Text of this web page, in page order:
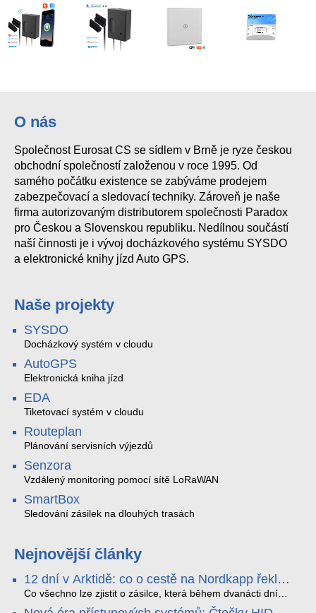
O nás
Společnost Eurosat CS se sídlem v Brně je ryze českou
obchodní společností založenou v roce 1995. Od
samého počátku existence se zabýváme prodejem
zabezpečovací a sledovací techniky. Zároveň je naše
firma autorizovaným distributorem společnosti Paradox
pro Českou a Slovenskou republiku. Nedílnou součástí
naší činnosti je i vývoj docházkového systému SYSDO
a elektronické knihy jízd Auto GPS.
Naše projekty
SYSDO
Docházkový systém v cloudu
AutoGPS
Elektronická kniha jízd
EDA
Tiketovací systém v cloudu
Routeplan
Plánování servisních výjezdů
Senzora
Vzdálený monitoring pomocí sítě LoRaWAN
SmartBox
Sledování zásilek na dlouhých trasách
Nejnovější články
12 dní v Arktidě: co o cestě na Nordkapp řekla
data ze SMARTBOX 2 MAX
Co všechno lze zjistit o zásilce, která během dvanácti dní
projede Arktidou? SMARTBOX 2 MAX jsme vzali na trasu z